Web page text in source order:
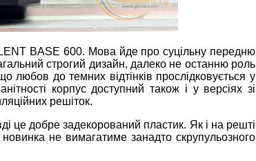
BASE 600. Мова йде про суцільну передню
строгий дизайн, далеко не останню роль
любов до темних відтінків прослідковується у
корпус доступний також і у версіях зі
решіток.
це добре задекорований пластик. Як і на решті
не вимагатиме занадто скрупульозного